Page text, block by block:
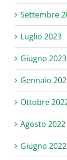
Settembre
Luglio 2023
Giugno 2023
Gennaio
Ottobre
Agosto 2022
Giugno 2022